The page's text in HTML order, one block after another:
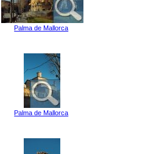
Palma de Mallorca
Palma de Mallorca